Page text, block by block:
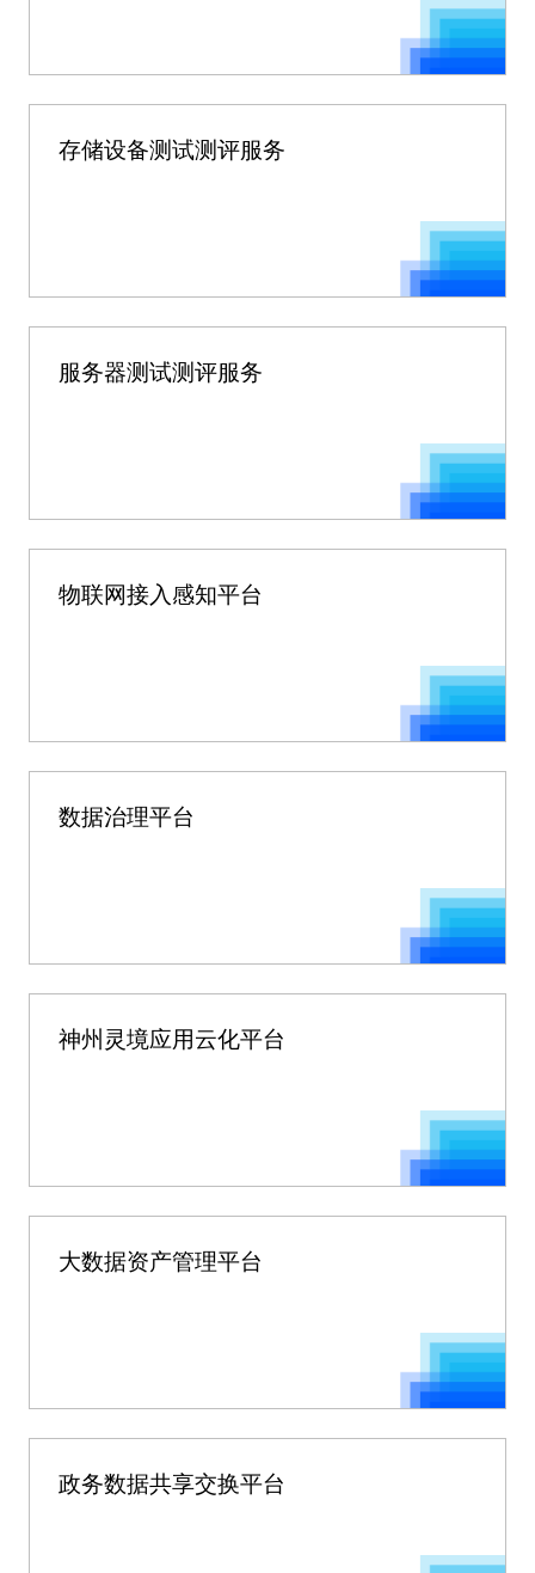
存储设备测试测评服务
服务器测试测评服务
物联网接入感知平台
数据治理平台
神州灵境应用云化平台
大数据资产管理平台
政务数据共享交换平台